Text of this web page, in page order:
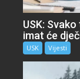
USK:
imat će
USK Vijesti